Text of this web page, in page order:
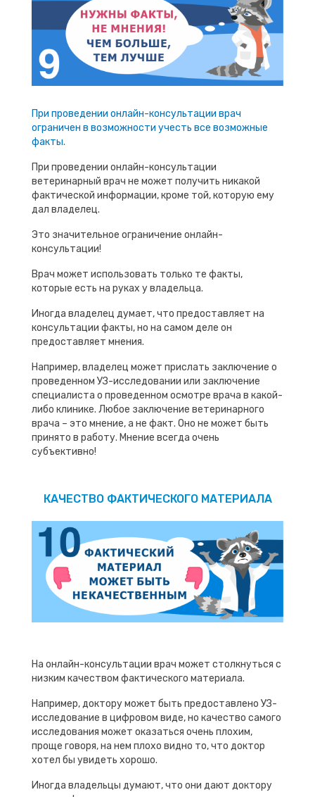
При проведении онлайн-консультации врач
ограничен в возможности учесть все возможные
факты.
При проведении онлайн-консультации
ветеринарный врач не может получить никакой
фактической информации, кроме той, которую ему
дал владелец.
Это значительное ограничение онлайн-
консультации!
Врач может использовать только те факты,
которые есть на руках у владельца.
Иногда владелец думает, что предоставляет на
консультации факты, но на самом деле он
предоставляет мнения.
Например, владелец может прислать заключение о
проведенном УЗ-исследовании или заключение
специалиста о проведенном осмотре врача в какой-
либо клинике. Любое заключение ветеринарного
врача – это мнение, а не факт. Оно не может быть
принято в работу. Мнение всегда очень
субъективно!
КАЧЕСТВО ФАКТИЧЕСКОГО МАТЕРИАЛА
На онлайн-консультации врач может столкнуться с
низким качеством фактического материала.
Например, доктору может быть предоставлено УЗ-
исследование в цифровом виде, но качество самого
исследования может оказаться очень плохим,
проще говоря, на нем плохо видно то, что доктор
хотел бы увидеть хорошо.
Иногда владельцы думают, что они дают доктору